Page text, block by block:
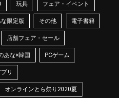
玩具 フェア・イベント
限定版 その他 電子書籍
店舗フェア・セール
あな×韓国 PCゲーム
リ
オンラインとら祭り2020夏